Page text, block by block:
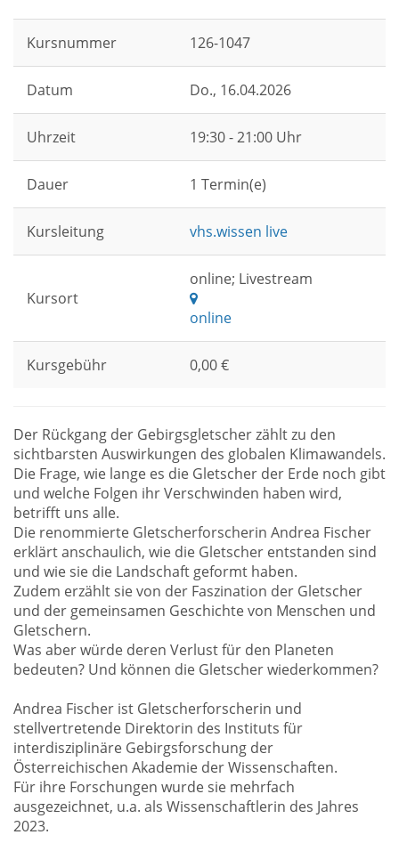
Kursnummer 126-1047
Datum Do., 16.04.2026
Uhrzeit 19:30 - 21:00 Uhr
Dauer 1 Termin(e)
Kursleitung vhs.wissen live
Kursort
online; Livestream
online
Kursgebühr 0,00 €
Der Rückgang der Gebirgsgletscher zählt zu den
sichtbarsten Auswirkungen des globalen Klimawandels.
Die Frage, wie lange es die Gletscher der Erde noch gibt
und welche Folgen ihr Verschwinden haben wird,
betrifft uns alle.
Die renommierte Gletscherforscherin Andrea Fischer
erklärt anschaulich, wie die Gletscher entstanden sind
und wie sie die Landschaft geformt haben.
Zudem erzählt sie von der Faszination der Gletscher
und der gemeinsamen Geschichte von Menschen und
Gletschern.
Was aber würde deren Verlust für den Planeten
bedeuten? Und können die Gletscher wiederkommen?
Andrea Fischer ist Gletscherforscherin und
stellvertretende Direktorin des Instituts für
interdisziplinäre Gebirgsforschung der
Österreichischen Akademie der Wissenschaften.
Für ihre Forschungen wurde sie mehrfach
ausgezeichnet, u.a. als Wissenschaftlerin des Jahres
2023.